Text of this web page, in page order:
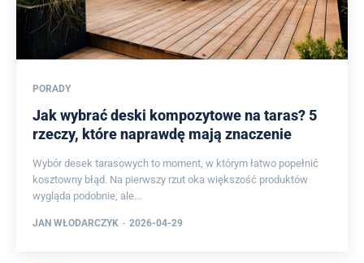
PORADY
Jak wybrać deski kompozytowe na taras? 5
rzeczy, które naprawdę mają znaczenie
Wybór desek tarasowych to moment, w którym łatwo popełnić
kosztowny błąd. Na pierwszy rzut oka większość produktów
wygląda podobnie, ale...
JAN WŁODARCZYK - 2026-04-29